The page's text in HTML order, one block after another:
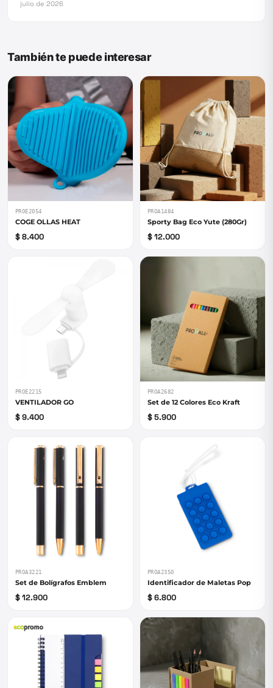
julio de 2026
También te puede interesar
PROE2054
COGE OLLAS HEAT
$ 8.400
PROA1484
Sporty Bag Eco Yute (280Gr)
$ 12.000
PROE2215
VENTILADOR GO
$ 9.400
PROA2682
Set de 12 Colores Eco Kraft
$ 5.900
PROA3221
Set de Bolígrafos Emblem
$ 12.900
PROA2350
Identificador de Maletas Pop
$ 6.800